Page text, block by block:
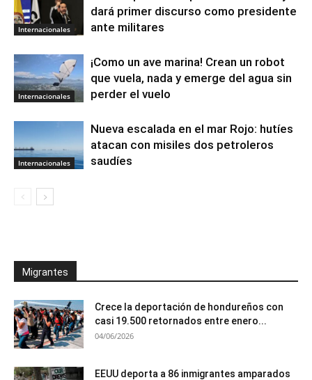
Internacionales
dará primer discurso como presidente
ante militares
Internacionales
¡Como un ave marina! Crean un robot
que vuela, nada y emerge del agua sin
perder el vuelo
Internacionales
Nueva escalada en el mar Rojo: hutíes
atacan con misiles dos petroleros
saudíes
Migrantes
Crece la deportación de hondureños con
casi 19.500 retornados entre enero...
04/06/2026
EEUU deporta a 86 inmigrantes amparados